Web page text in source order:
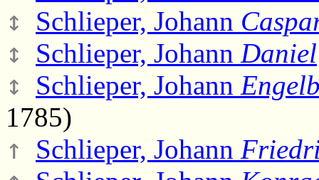
↕ Schlieper, Johann
↕ Schlieper, Johann Daniel
↕ Schlieper, Johann
1785)
↑ Schlieper, Johann